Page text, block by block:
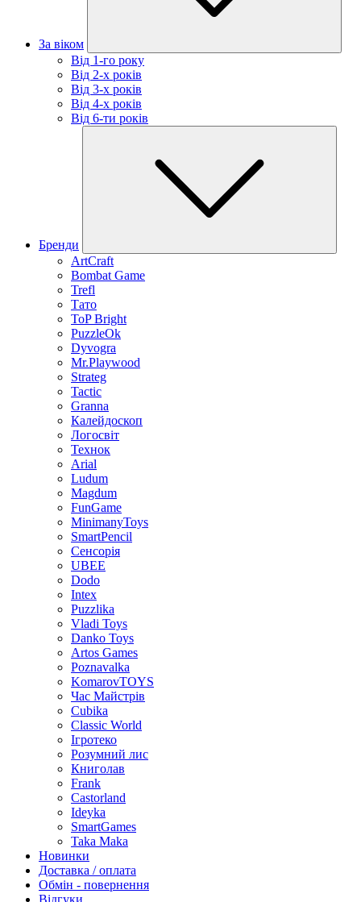
За віком
Від 1-го року
Від 2-х років
Від 3-х років
Від 4-х років
Від 6-ти років
Бренди
ArtCraft
Bombat Game
Trefl
Тато
ToP Bright
PuzzleOk
Dyvogra
Mr.Playwood
Strateg
Tactic
Granna
Калейдоскоп
Логосвіт
Технок
Arial
Ludum
Magdum
FunGame
MinimanyToys
SmartPencil
Сенсорія
UBEE
Dodo
Intex
Puzzlika
Vladi Toys
Danko Toys
Artos Games
Poznavalka
KomarovTOYS
Час Майстрів
Cubika
Classic World
Ігротеко
Розумний лис
Книголав
Frank
Castorland
Ideyka
SmartGames
Taka Maka
Новинки
Доставка / оплата
Обмін - повернення
Відгуки